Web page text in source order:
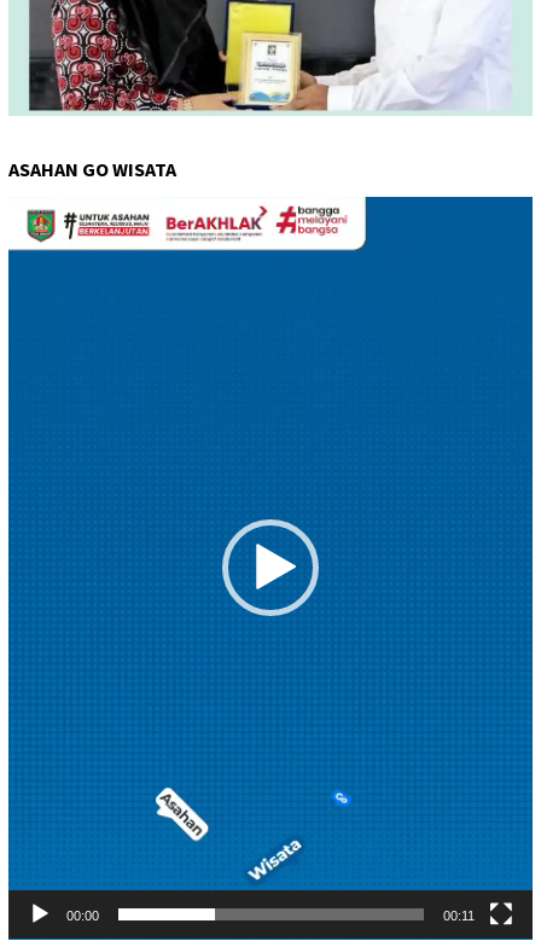
ASAHAN GO WISATA
Pemutar
Video
00:00 00:11